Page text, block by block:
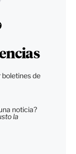
de
noticia?
la